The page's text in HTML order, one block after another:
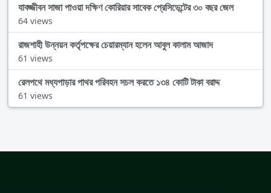
যাবজ্জীবন সাজা পাওয়া দক্ষিণ কোরিয়ার সাবেক প্রেসিডেন্টের ৩০ বছর জেল
64 views
রাজশাহী উন্নয়ন কর্তৃপক্ষের চেয়ারম্যান হলেন আবুল কালাম আজাদ
61 views
রেলপথে মধ্যপাড়ার পাথর পরিবহন সচল করতে ১৩৪ কোটি টাকা বরাদ্দ
61 views